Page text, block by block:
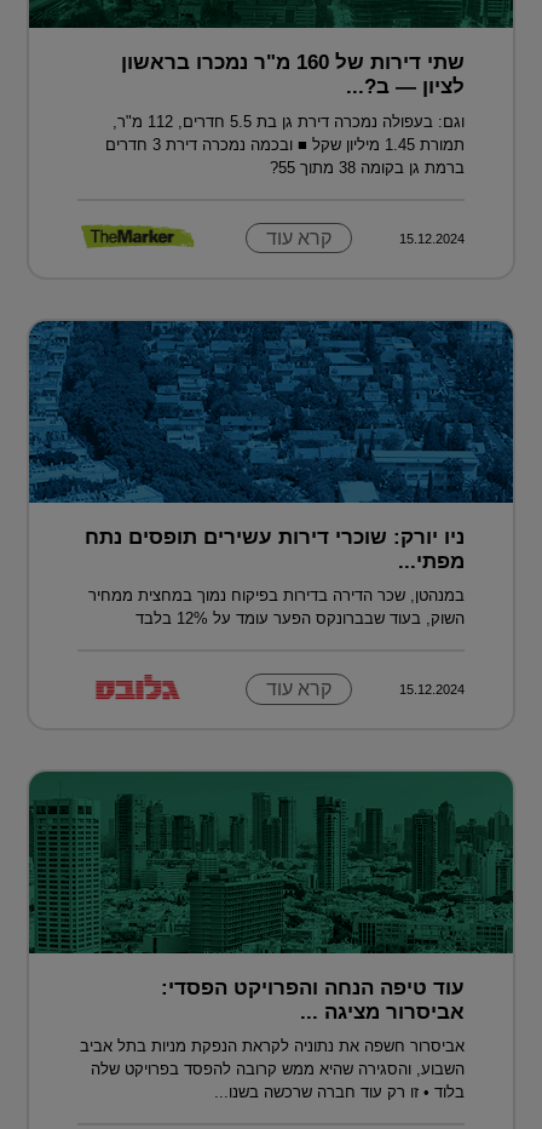
שתי דירות של 160 מ"ר נמכרו בראשון
לציון — ב?...
וגם: בעפולה נמכרה דירת גן בת 5.5 חדרים, 112 מ"ר,
תמורת 1.45 מיליון שקל ■ ובכמה נמכרה דירת 3 חדרים
ברמת גן בקומה 38 מתוך 55?
15.12.2024 קרא עוד
ניו יורק: שוכרי דירות עשירים תופסים נתח
מפתי...
במנהטן, שכר הדירה בדירות בפיקוח נמוך במחצית ממחיר
השוק, בעוד שבברונקס הפער עומד על 12% בלבד
15.12.2024 קרא עוד
עוד טיפה הנחה והפרויקט הפסדי:
אביסרור מציגה ...
אביסרור חשפה את נתוניה לקראת הנפקת מניות בתל אביב
השבוע, והסגירה שהיא ממש קרובה להפסד בפרויקט שלה
בלוד • זו רק עוד חברה שרכשה בשנו...